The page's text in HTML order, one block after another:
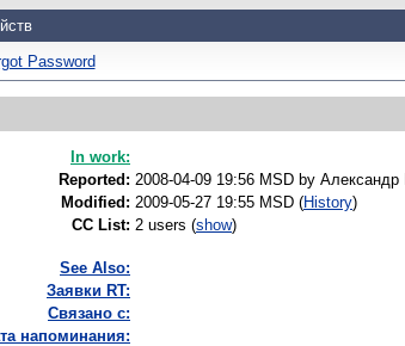
Password
In work:
Reported: 2008-04-09 19:56 MSD by Александр
Modified: 2009-05-27 19:55 MSD (History)
CC List: 2 users (show)
See Also:
Заявки RT:
Связано с:
напоминания: